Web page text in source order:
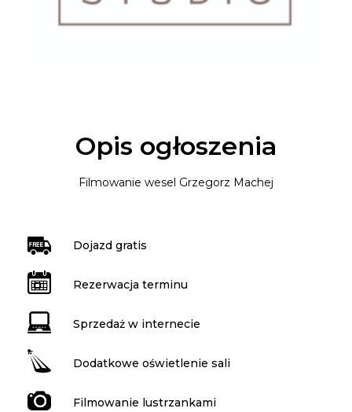
Opis ogłoszenia
Filmowanie wesel Grzegorz Machej
Dojazd gratis
Rezerwacja terminu
Sprzedaż w internecie
Dodatkowe oświetlenie sali
Filmowanie lustrzankami